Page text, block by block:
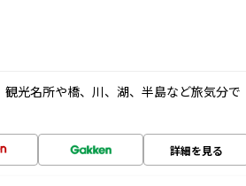
光名所や橋、川、湖、半島など旅気分で
詳細を見る